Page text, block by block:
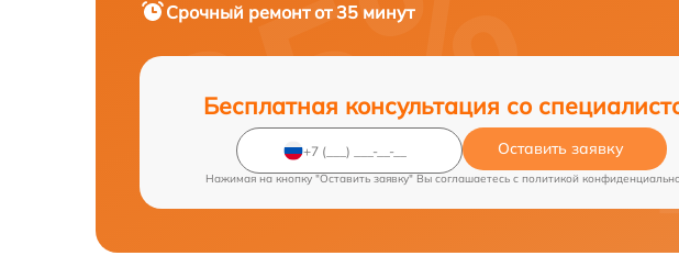
Срочный ремонтот 35 минут
Бесплатная консультация со
Оставить заявку
Нажимая на кнопку "Оставить заявку" Вы соглашаетесь c политикой